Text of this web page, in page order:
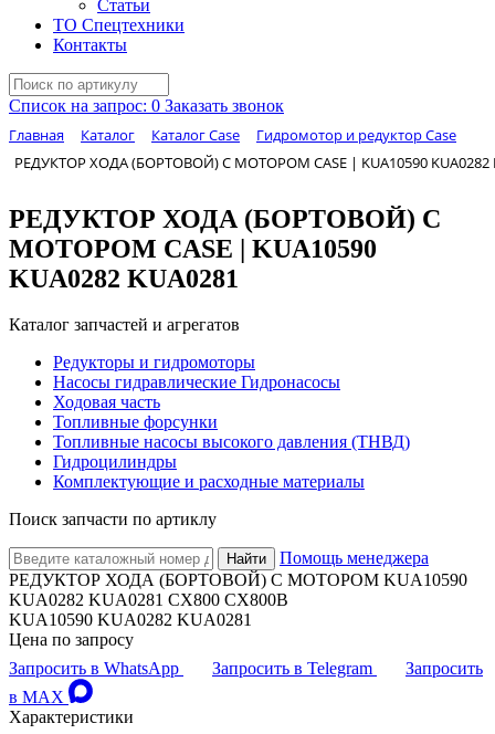
Статьи
ТО Спецтехники
Контакты
Список на запрос: 0 Заказать звонок
Главная Каталог Каталог Case
Гидромотор и редуктор Case
РЕДУКТОР ХОДА (БОРТОВОЙ) С МОТОРОМ CASE | KUA10590 KUA0282
РЕДУКТОР ХОДА (БОРТОВОЙ) С
МОТОРОМ CASE | KUA10590
KUA0282 KUA0281
Каталог запчастей и агрегатов
Редукторы и гидромоторы
Насосы гидравлические Гидронасосы
Ходовая часть
Топливные форсунки
Топливные насосы высокого давления (ТНВД)
Гидроцилиндры
Комплектующие и расходные материалы
Поиск запчасти по артиклу
Найти
Помощь менеджера
РЕДУКТОР ХОДА (БОРТОВОЙ) С МОТОРОМ KUA10590
KUA0282 KUA0281 CX800 CX800B
KUA10590 KUA0282 KUA0281
Цена по запросу
Запросить в WhatsApp
Запросить в Telegram
Запросить
в MAX
Характеристики